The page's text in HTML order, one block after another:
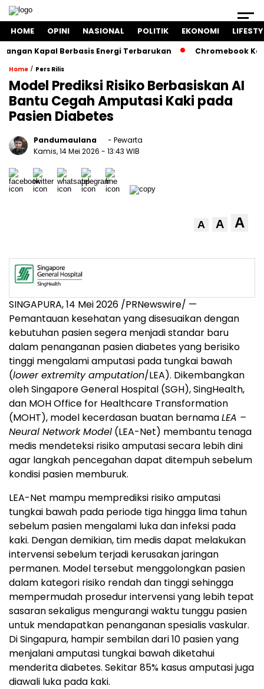
HOME OPINI NASIONAL POLITIK EKONOMI
Kapal Berbasis Energi Terbarukan Chromebook
Home / Pers Rilis
Model Prediksi Risiko Berbasiskan AI
Bantu Cegah Amputasi Kaki pada
Pasien Diabetes
Pandumaulana
- Pewarta
Kamis, 14 Mei 2026 - 13:43 WIB
A A A
SINGAPURA, 14 Mei 2026 /PRNewswire/ —
Pemantauan kesehatan yang disesuaikan dengan
kebutuhan pasien segera menjadi standar baru
dalam penanganan pasien diabetes yang berisiko
tinggi mengalami amputasi pada tungkai bawah
(lower extremity amputation/LEA). Dikembangkan
oleh Singapore General Hospital (SGH), SingHealth,
dan MOH Office for Healthcare Transformation
(MOHT), model kecerdasan buatan bernamaLEA –
Neural Network Model (LEA-Net) membantu tenaga
medis mendeteksi risiko amputasi secara lebih dini
agar langkah pencegahan dapat ditempuh sebelum
kondisi pasien memburuk.
LEA-Net mampu memprediksi risiko amputasi
tungkai bawah pada periode tiga hingga lima tahun
sebelum pasien mengalami luka dan infeksi pada
kaki. Dengan demikian, tim medis dapat melakukan
intervensi sebelum terjadi kerusakan jaringan
permanen. Model tersebut menggolongkan pasien
dalam kategori risiko rendah dan tinggi sehingga
mempermudah prosedur intervensi yang lebih tepat
sasaran sekaligus mengurangi waktu tunggu pasien
untuk mendapatkan penanganan spesialis vaskular.
Di Singapura, hampir sembilan dari 10 pasien yang
menjalani amputasi tungkai bawah diketahui
menderita diabetes. Sekitar 85% kasus amputasi juga
diawali luka pada kaki.